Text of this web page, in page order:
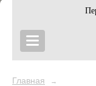
Главная →